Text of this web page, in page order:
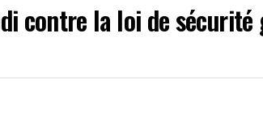
contre la loi de